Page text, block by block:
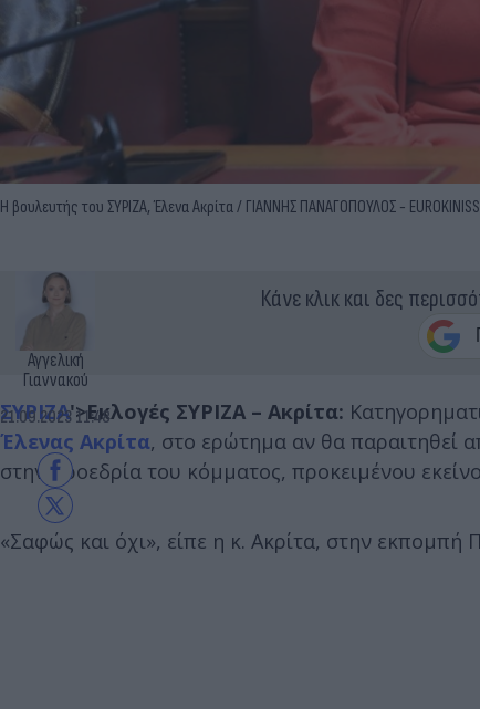
Η βουλευτής του ΣΥΡΙΖΑ, Έλενα Ακρίτα / ΓΙΑΝΝΗΣ ΠΑΝΑΓΟΠΟΥΛΟΣ -
Αγγελική
Γιαννακού
21.09.2023 11:48
Κάνε κλικ και δες
ΣΥΡΙΖΑ'>Εκλογές ΣΥΡΙΖΑ – Ακρίτα:
Έλενας Ακρίτα, στο ερώτημα αν θα παραιτηθεί
στην προεδρία του κόμματος, προκειμένου
«Σαφώς και όχι», είπε η κ. Ακρίτα, στην